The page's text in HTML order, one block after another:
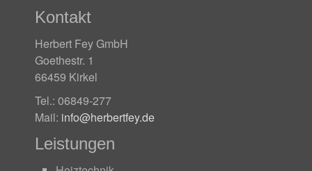
Kontakt
Herbert Fey GmbH
Goethestr. 1
66459 Kirkel
Tel.: 06849-277
Mail: info@herbertfey.de
Leistungen